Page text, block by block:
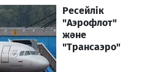
Ресейлік
"Аэрофлот"
және
"Трансаэро"